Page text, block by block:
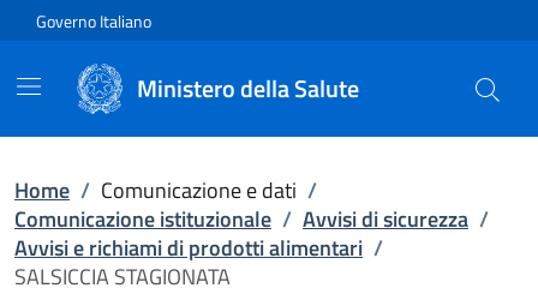
Vai direttamente al contenuto
Governo Italiano
Ministero della Salute
Home / Comunicazione e dati /
Comunicazione istituzionale / Avvisi di sicurezza /
Avvisi e richiami di prodotti alimentari /
SALSICCIA STAGIONATA